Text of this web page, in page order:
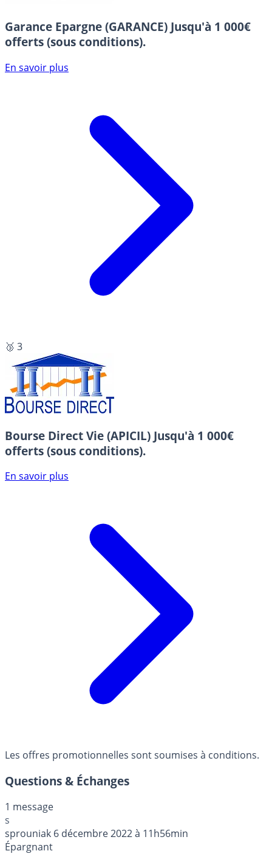
Garance Epargne (GARANCE) Jusqu'à 1 000€
offerts (sous conditions).
En savoir plus
🥉 3
Bourse Direct Vie (APICIL) Jusqu'à 1 000€
offerts (sous conditions).
En savoir plus
Les offres promotionnelles sont soumises à conditions.
Questions & Échanges
1 message
s
sprouniak 6 décembre 2022 à 11h56min
Épargnant